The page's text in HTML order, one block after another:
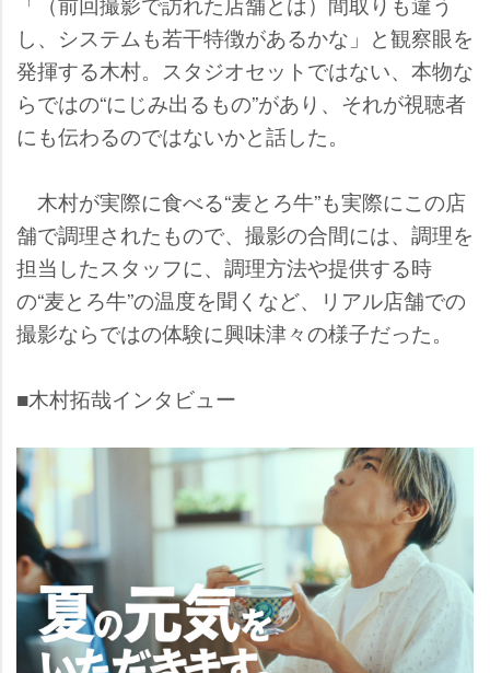
し、システムも若干特徴があるかな」と観察眼を
発揮する木村。スタジオセットではない、本物な
らではの“にじみ出るもの”があり、それが視聴者
にも伝わるのではないかと話した。
木村が実際に食べる“麦とろ牛”も実際にこの店
舗で調理されたもので、撮影の合間には、調理を
担当したスタッフに、調理方法や提供する時
の“麦とろ牛”の温度を聞くなど、リアル店舗での
撮影ならではの体験に興味津々の様子だった。
■木村拓哉インタビュー